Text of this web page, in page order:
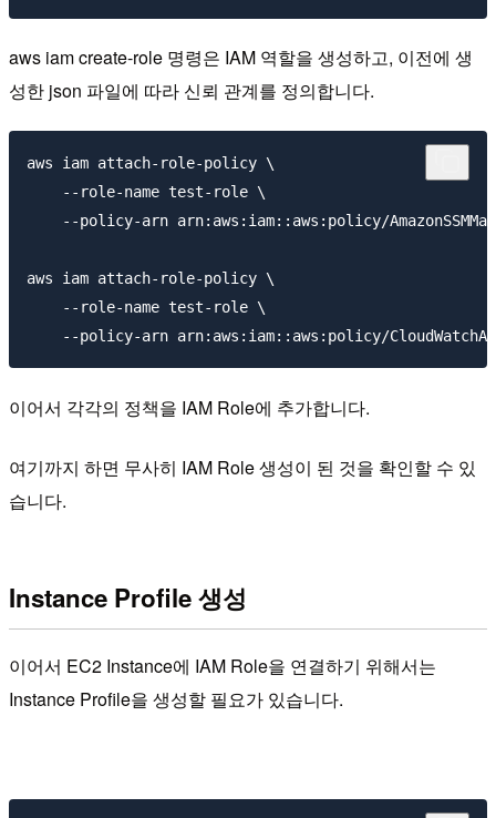
aws iam create-role 명령은 IAM 역할을 생성하고, 이전에 생
성한 json 파일에 따라 신뢰 관계를 정의합니다.
aws iam attach-role-policy \
    --role-name test-role \
--policy-arn arn:aws:iam::aws:policy/
aws iam attach-role-policy \
    --role-name test-role \
이어서 각각의 정책을 IAM Role에 추가합니다.
여기까지 하면 무사히 IAM Role 생성이 된 것을 확인할 수 있
습니다.
Instance Profile 생성
이어서 EC2 Instance에 IAM Role을 연결하기 위해서는
Instance Profile을 생성할 필요가 있습니다.